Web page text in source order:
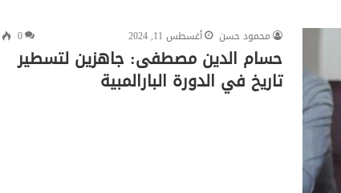
محمود حسن أغسطس 11, 2024 0
حسام الدين مصطفى: جاهزين لتسطير
تاريخ في الدورة البارالمبية